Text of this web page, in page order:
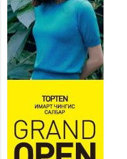
залуучууд
өнгөрүүлдэг,
ирдэг цэг
2026 оны 7 сар 21 / 16 цаг 47 минут
Тусгай замын автобус /BRT/
хорооны ээлжит хуралдаан
Ерөнхий сайд Н.Учрал БНХАУ-
суугаа Элчин сайд Шэнь
авч уулзав
2026 оны 7 сар 21 / 16 цаг 39 минут
БҮГД НАЙРАМДАХ